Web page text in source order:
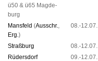
ü50 & ü65 Mag­de­
burg
Mans­feld (Aus­schr.,
Erg.)
08.-12.07.
Straß­burg
08.-12.07.
Rüders­dorf
09.-12.07.